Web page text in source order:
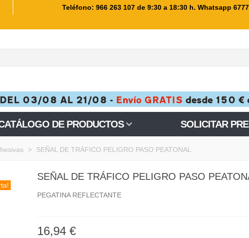
Teléfono: 966 263 107 de 9:30 a 18:30 h. Whatsapp
DE PRODUCTOS SOLICITAR
> SEÑAL DE TRÁFICO PELIGRO PASO PEATONAL
SEÑAL DE TRÁFICO PELIGRO PASO
PEGATINA REFLECTANTE
16,94 €